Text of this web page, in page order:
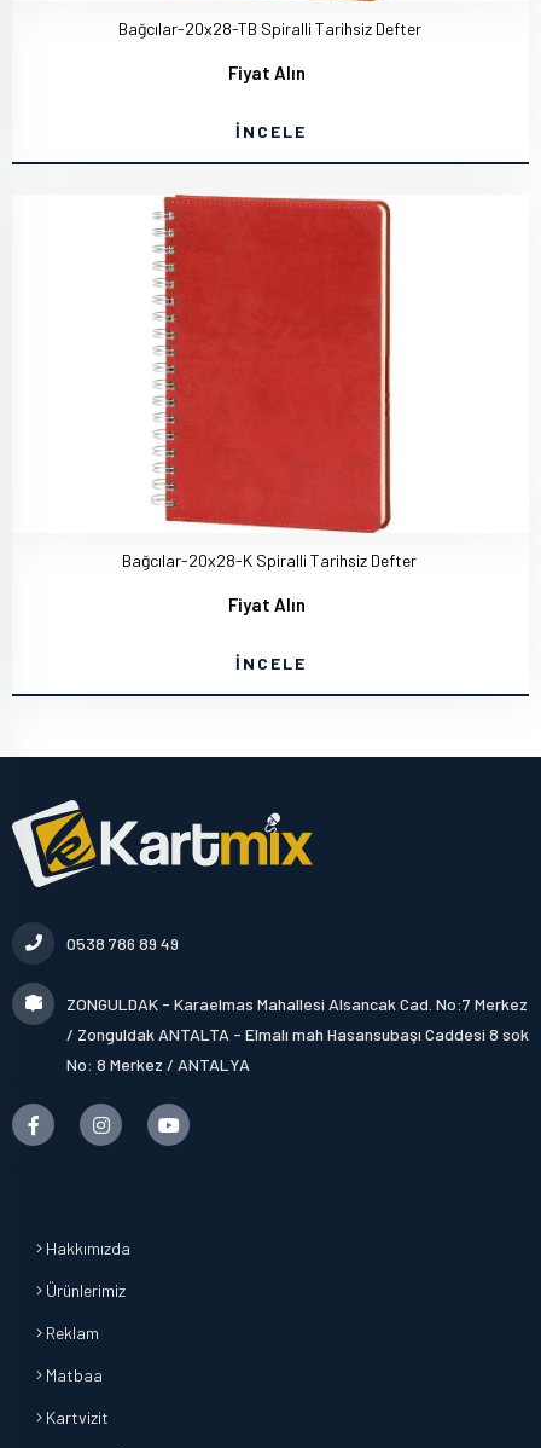
Bağcılar-20x28-TB Spiralli Tarihsiz Defter
Fiyat Alın
İNCELE
Bağcılar-20x28-K Spiralli Tarihsiz Defter
Fiyat Alın
İNCELE
0538 786 89 49
ZONGULDAK - Karaelmas Mahallesi Alsancak Cad. No:7 Merkez
/ Zonguldak ANTALTA - Elmalı mah Hasansubaşı Caddesi 8 sok
No: 8 Merkez / ANTALYA
Hakkımızda
Ürünlerimiz
Reklam
Matbaa
Kartvizit